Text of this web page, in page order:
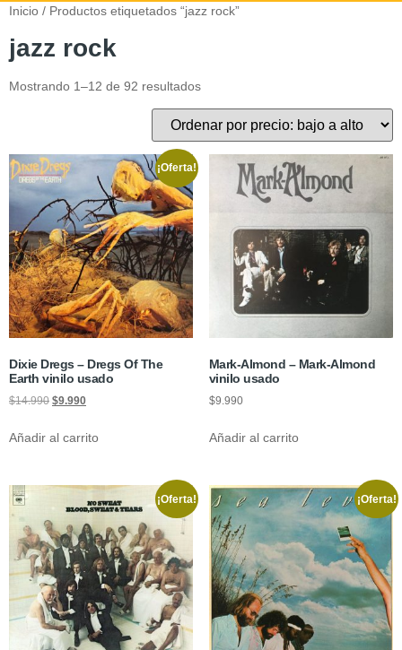
Inicio / Productos etiquetados “jazz rock”
jazz rock
Mostrando 1–12 de 92 resultados
¡Oferta!
Dixie Dregs ‎– Dregs Of The
Earth vinilo usado
$14.990 $9.990
Añadir al carrito
Mark-Almond ‎– Mark-Almond
vinilo usado
$9.990
Añadir al carrito
¡Oferta! ¡Oferta!